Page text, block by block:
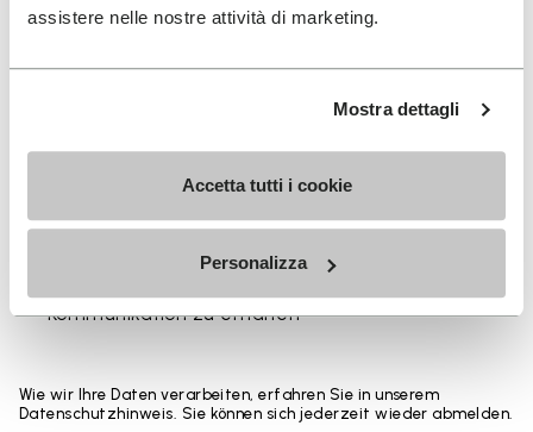
assistere nelle nostre attività di marketing.
Mostra dettagli
Accetta tutti i cookie
Personalizza
Ich habe dieDatenschutzrichtlinievon Vibram
gelesen und stimme der Verarbeitung meiner
Kommunikation zu erhalten
Wie wir Ihre Daten verarbeiten, erfahren Sie in unserem
Datenschutzhinweis. Sie können sich jederzeit wieder abmelden.